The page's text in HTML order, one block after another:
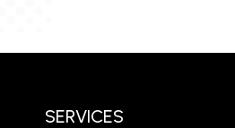
SERVICES